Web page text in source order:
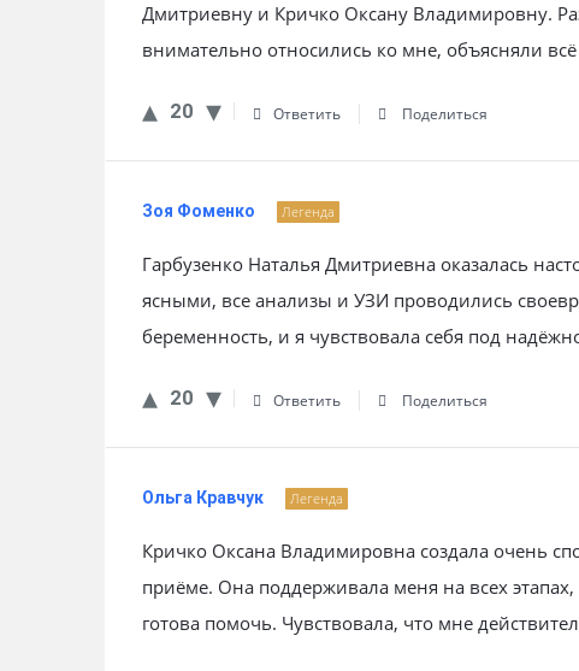
Дмитриевну и Кричко Оксану Владимировну.
внимательно относились ко мне, объясняли
20 Ответить Поделиться
Зоя Фоменко Легенда
Гарбузенко Наталья Дмитриевна оказалась
ясными, все анализы и УЗИ проводились
беременность, и я чувствовала себя под
20 Ответить Поделиться
Ольга Кравчук Легенда
Кричко Оксана Владимировна создала очень
приёме. Она поддерживала меня на всех
готова помочь. Чувствовала, что мне